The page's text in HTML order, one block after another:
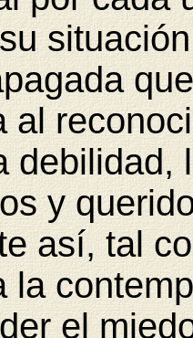
al
debilidad,
y
así, tal
la
el